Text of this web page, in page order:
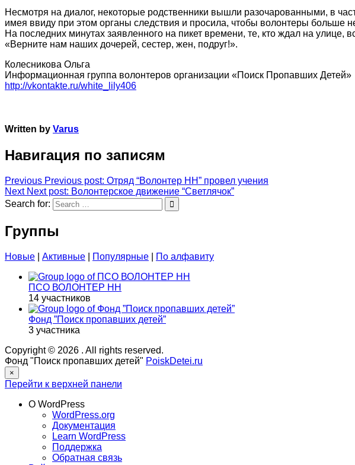
Несмотря на диалог, некоторые родственники вышли разочарованными, в
имея ввиду при этом органы следствия и просила, чтобы волонтеры больше
На последних минутах заявленного на пикет времени, те, кто ждал на
«Верните нам наших дочерей, сестер, жен, подруг!».
Колесникова Ольга
Информационная группа волонтеров организации «Поиск Пропавших Детей»
http://vkontakte.ru/white_lily406
Written by Varus
Навигация по записям
Previous Previous post: Отряд “Волонтер НН” провел учения
Next Next post: Волонтерское движение “Светлячок”
Search for:
Группы
Новые Активные Популярные По алфавиту
ПСО ВОЛОНТЕР НН
14 участников
Фонд ”Поиск пропавших детей”
3 участника
Copyright © 2026 . All rights reserved.
Фонд "Поиск пропавших детей" PoiskDetei.ru
×
Перейти к верхней панели
О WordPress
WordPress.org
Документация
Learn WordPress
Поддержка
Обратная связь